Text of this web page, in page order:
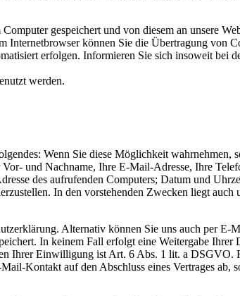
gespeichert und von diesem an unsere
können Sie die Übertragung von
erfolgen. Informieren Sie sich insoweit bei
werden.
Wenn Sie diese Möglichkeit wahrnehmen,
und Nachname, Ihre E-Mail-Adresse, Ihre
des aufrufenden Computers; Datum und
In den vorstehenden Zwecken liegt auch
Alternativ können Sie uns auch per E-
In keinem Fall erfolgt eine Weitergabe Ihrer
Ihrer Einwilligung ist Art. 6 Abs. 1 lit. a DSGVO.
Kontakt auf den Abschluss eines Vertrages ab,